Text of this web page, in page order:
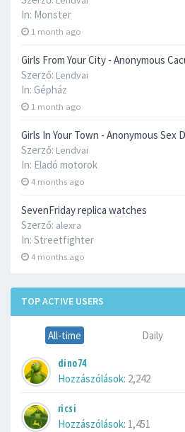
In: Monster
1 month ago
Girls From Your City - Anonymous
Szerző: Lendvai
In: Gépház
1 month ago
Girls In Your Town - Anonymous Sex
Szerző: Lendvai
In: Eladó motorok
4 months ago
SevenFriday replica watches
Szerző: alexra
In: Streetfighter
4 months ago
TOP ACTIVE USERS
All-time Daily
dino74
Hozzászólások: 2,242
ricsi
Hozzászólások: 1,451